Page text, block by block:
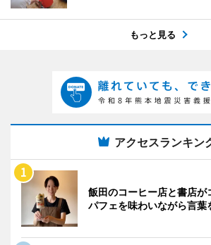
もっと見る
アクセスランキン
飯田のコーヒー店と書店
パフェを味わいながら言葉